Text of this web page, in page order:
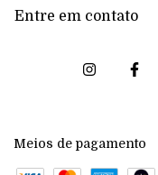
Entre em contato
Meios de pagamento